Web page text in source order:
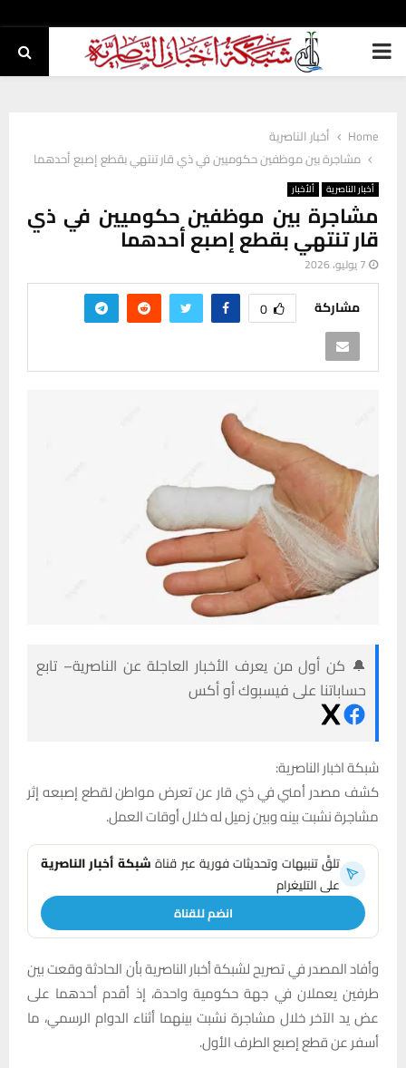
PRIMARY
Home
أخبار الناصرية
مشاجرة بين موظفين حكوميين في ذي قار تنتهي بقطع إصبع أحدهما
أخبار الناصرية ألأخبار
مشاجرة بين موظفين حكوميين في ذي
قار تنتهي بقطع إصبع أحدهما
7 يوليو، 2026
مشاركة 0
🔔 كن أول من يعرف الأخبار العاجلة عن الناصرية– تابع
حساباتنا على فيسبوك أو أكس
شبكة اخبار الناصرية:
كشف مصدر أمني في ذي قار عن تعرض مواطن لقطع إصبعه إثر
مشاجرة نشبت بينه وبين زميل له خلال أوقات العمل.
تلقَّ تنبيهات وتحديثات فورية عبر قناةشبكة أخبار الناصرية
على التليغرام
انضم للقناة
وأفاد المصدر في تصريح لشبكة أخبار الناصرية بأن الحادثة وقعت بين
طرفين يعملان في جهة حكومية واحدة، إذ أقدم أحدهما على
عض يد الآخر خلال مشاجرة نشبت بينهما أثناء الدوام الرسمي، ما
أسفر عن قطع إصبع الطرف الأول.